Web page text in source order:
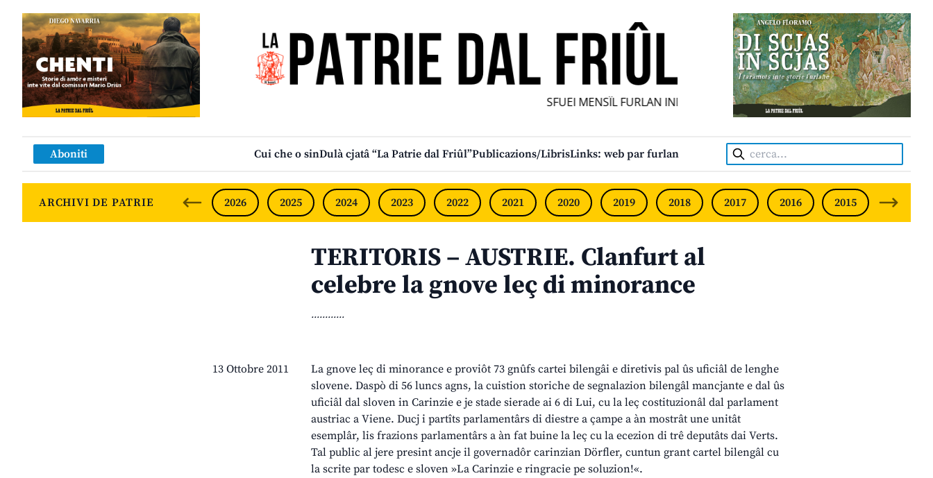
SFUEI MENSÎL FURLAN INDIPENDENT • INDEPENDENT FRIULIAN MONTHLY •
Aboniti Cui che o sinDulà cjatâ “La Patrie dal Friûl”Publicazions/LibrisLinks: web par furlan Cerca:
ARCHIVI DE PATRIE 2026 2025 2024 2023 2022 2021 2020 2019 2018 2017 2016 2015 2014
TERITORIS – AUSTRIE. Clanfurt al
celebre la gnove leç di minorance
............
13 Ottobre 2011
La gnove leç di minorance e proviôt 73 gnûfs cartei bilengâi e diretivis pal ûs uficiâl de lenghe
slovene. Daspò di 56 luncs agns, la cuistion storiche de segnalazion bilengâl mancjante e dal ûs
uficiâl dal sloven in Carinzie e je stade sierade ai 6 di Lui, cu la leç costituzionâl dal parlament
austriac a Viene. Ducj i partîts parlamentârs di diestre a çampe a àn mostrât une unitât
esemplâr, lis frazions parlamentârs a àn fat buine la leç cu la ecezion di trê deputâts dai Verts.
Tal public al jere presint ancje il governadôr carinzian Dörfler, cuntun grant cartel bilengâl cu
la scrite par todesc e sloven »La Carinzie e ringracie pe soluzion!«.